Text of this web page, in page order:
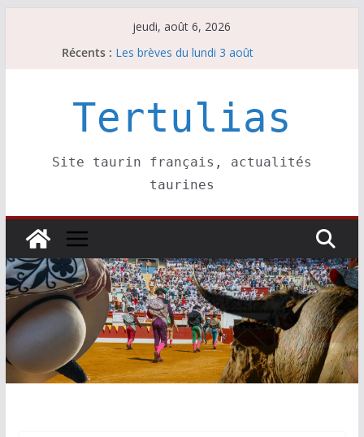
jeudi, août 6, 2026
Récents : Les brèves du lundi 3 août
Les brèves du mardi 4 août
La Sokamuturra de Pasai Donibane
Tertulias
Site taurin français, actualités
taurines